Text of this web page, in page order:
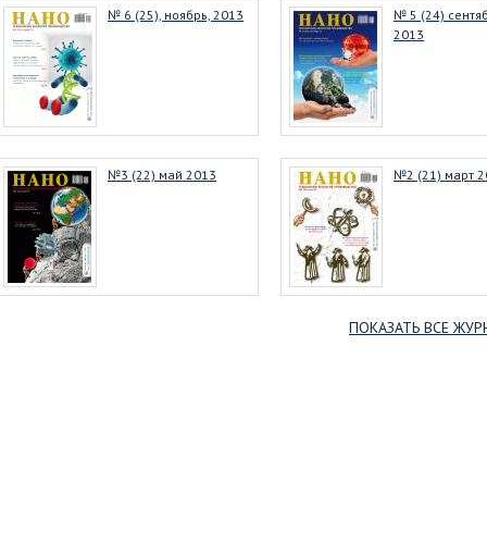
№ 6 (25), ноябрь, 2013
№ 5 (24)
2013
№3 (22) май 2013 №2 (21) март
ПОКАЗАТЬ ВСЕ